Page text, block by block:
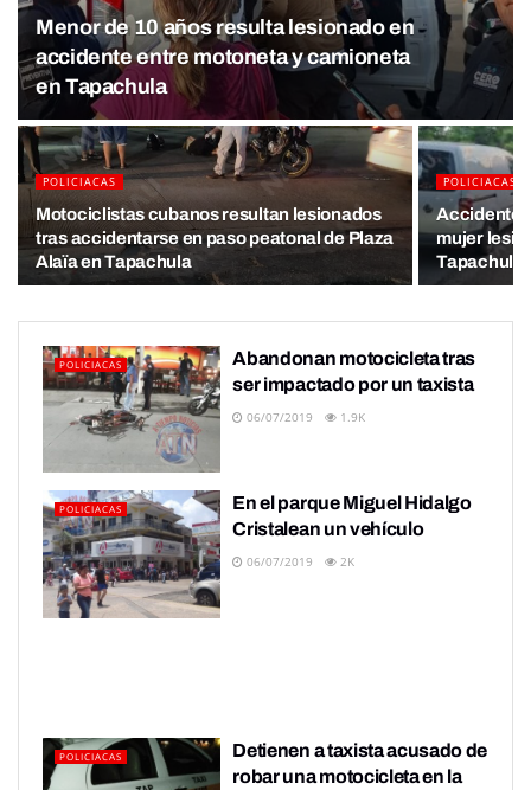
Menor de 10 años resulta lesionado en
accidente entre motoneta y camioneta
en Tapachula
POLICIACAS
Motociclistas cubanos resultan lesionados
tras accidentarse en paso peatonal de Plaza
Alaïa en Tapachula
POLICIACAS
Accidente
mujer
Tapachula
POLICIACAS
Abandonan motocicleta tras
ser impactado por un taxista
06/07/2019 1.9K
POLICIACAS
En el parque Miguel Hidalgo
Cristalean un vehículo
06/07/2019 2K
POLICIACAS
Detienen a taxista acusado de
robar una motocicleta en la